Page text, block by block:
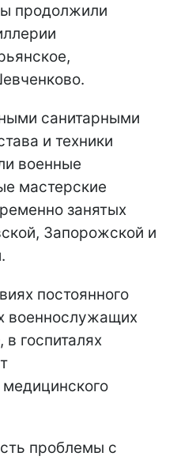
продолжили
санитарными
и техники
военные
мастерские
занятых
Запорожской и
постоянного
военнослужащих
госпиталях
проблемы с